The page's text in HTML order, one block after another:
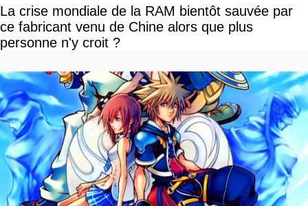
La crise mondiale de la RAM bientôt sauvée par
ce fabricant venu de Chine alors que plus
personne n'y croit ?